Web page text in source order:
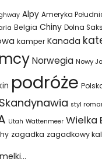
Alpy Ameryka
Belgia Chiny Dolna
kamper Kanada
Norwegia Nowy
podróże
Skandynawia styl
Utah Wattenmeer Wielka
zagadka zagadkowy